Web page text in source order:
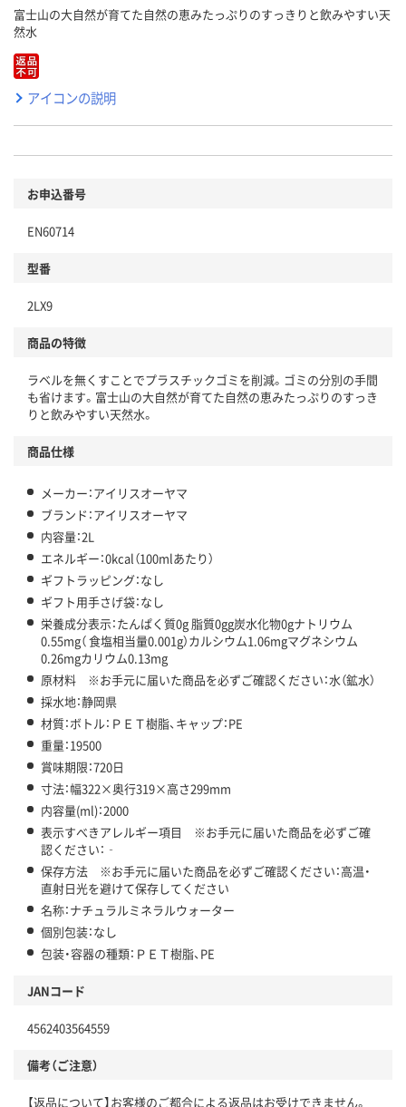
富士山の大自然が育てた自然の恵みたっぷりのすっきりと飲みやすい天
然水
アイコンの説明
お申込番号
EN60714
型番
2LX9
商品の特徴
ラベルを無くすことでプラスチックゴミを削減。ゴミの分別の手間
も省けます。富士山の大自然が育てた自然の恵みたっぷりのすっき
りと飲みやすい天然水。
商品仕様
メーカー：アイリスオーヤマ
ブランド：アイリスオーヤマ
内容量：2L
エネルギー：0kcal（100mlあたり）
ギフトラッピング：なし
ギフト用手さげ袋：なし
栄養成分表示：たんぱく質0g 脂質0gg炭水化物0gナトリウム
0.55mg（ 食塩相当量0.001g）カルシウム1.06mgマグネシウム
0.26mgカリウム0.13mg
原材料 ※お手元に届いた商品を必ずご確認ください：水（鉱水）
採水地：静岡県
材質：ボトル：ＰＥＴ樹脂、キャップ：PE
重量：19500
賞味期限：720日
寸法：幅322×奥行319×高さ299mm
内容量(ml)：2000
表示すべきアレルギー項目 ※お手元に届いた商品を必ずご確
認ください：‐
保存方法 ※お手元に届いた商品を必ずご確認ください：高温・
直射日光を避けて保存してください
名称：ナチュラルミネラルウォーター
個別包装：なし
包装・容器の種類：ＰＥＴ樹脂、PE
JANコード
4562403564559
備考（ご注意）
【返品について】お客様のご都合による返品はお受けできません。